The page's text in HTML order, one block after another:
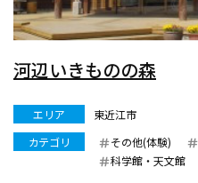
河辺いきものの森
エリア
東近江市
カテゴリ
その他(体験)
科学館・天文館